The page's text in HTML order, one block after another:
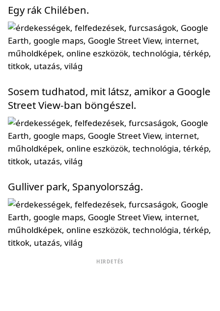
Egy rák Chilében.
Sosem tudhatod, mit látsz, amikor a Google
Street View-ban böngészel.
Gulliver park, Spanyolország.
HIRDETÉS